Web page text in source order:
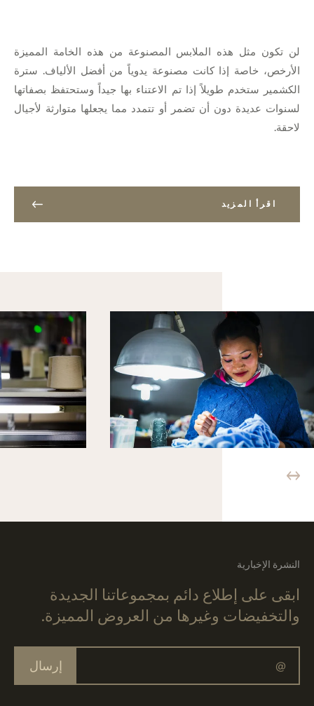
لن تكون مثل هذه الملابس المصنوعة من هذه الخامة المميزة
الأرخص، خاصة إذا كانت مصنوعة يدوياً من أفضل الألياف. سترة
الكشمير ستخدم طويلاً إذا تم الاعتناء بها جيداً وستحتفظ بصفاتها
لسنوات عديدة دون أن تضمر أو تتمدد مما يجعلها متوارثة لأجيال
لاحقة.
اقرأ المزيد
النشرة الإخبارية
ابقى على إطلاع دائم بمجموعاتنا الجديدة
والتخفيضات وغيرها من العروض المميزة.
إرسال